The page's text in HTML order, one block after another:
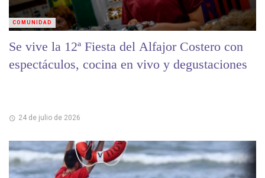
Se vive la 12ª Fiesta del Alfajor Costero con
espectáculos, cocina en vivo y degustaciones
24 de julio de 2026
COMUNIDAD